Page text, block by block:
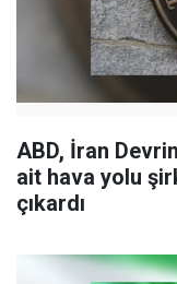
ABD, İran
ait hava yolu
çıkardı